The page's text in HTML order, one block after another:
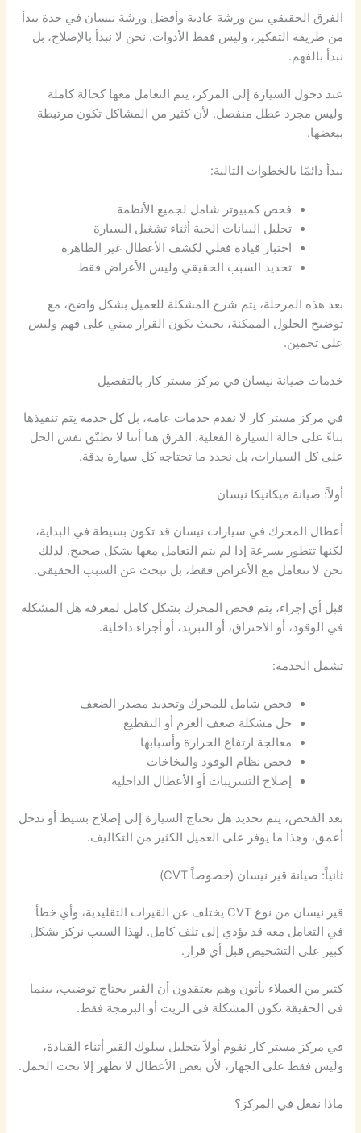
الفرق الحقيقي بين ورشة عادية وأفضل ورشة نيسان في جدة يبدأ
من طريقة التفكير، وليس فقط الأدوات. نحن لا نبدأ بالإصلاح، بل
نبدأ بالفهم.
عند دخول السيارة إلى المركز، يتم التعامل معها كحالة كاملة
وليس مجرد عطل منفصل. لأن كثير من المشاكل تكون مرتبطة
ببعضها.
نبدأ دائمًا بالخطوات التالية:
فحص كمبيوتر شامل لجميع الأنظمة
تحليل البيانات الحية أثناء تشغيل السيارة
اختبار قيادة فعلي لكشف الأعطال غير الظاهرة
تحديد السبب الحقيقي وليس الأعراض فقط
بعد هذه المرحلة، يتم شرح المشكلة للعميل بشكل واضح، مع
توضيح الحلول الممكنة، بحيث يكون القرار مبني على فهم وليس
على تخمين.
خدمات صيانة نيسان في مركز مستر كار بالتفصيل
في مركز مستر كار لا نقدم خدمات عامة، بل كل خدمة يتم تنفيذها
بناءً على حالة السيارة الفعلية. الفرق هنا أننا لا نطبّق نفس الحل
على كل السيارات، بل نحدد ما تحتاجه كل سيارة بدقة.
أولاً: صيانة ميكانيكا نيسان
أعطال المحرك في سيارات نيسان قد تكون بسيطة في البداية،
لكنها تتطور بسرعة إذا لم يتم التعامل معها بشكل صحيح. لذلك
نحن لا نتعامل مع الأعراض فقط، بل نبحث عن السبب الحقيقي.
قبل أي إجراء، يتم فحص المحرك بشكل كامل لمعرفة هل المشكلة
في الوقود، أو الاحتراق، أو التبريد، أو أجزاء داخلية.
تشمل الخدمة:
فحص شامل للمحرك وتحديد مصدر الضعف
حل مشكلة ضعف العزم أو التقطيع
معالجة ارتفاع الحرارة وأسبابها
فحص نظام الوقود والبخاخات
إصلاح التسريبات أو الأعطال الداخلية
بعد الفحص، يتم تحديد هل تحتاج السيارة إلى إصلاح بسيط أو تدخل
أعمق، وهذا ما يوفر على العميل الكثير من التكاليف.
ثانياً: صيانة قير نيسان (خصوصاً CVT)
قير نيسان من نوع CVT يختلف عن القيرات التقليدية، وأي خطأ
في التعامل معه قد يؤدي إلى تلف كامل. لهذا السبب نركز بشكل
كبير على التشخيص قبل أي قرار.
كثير من العملاء يأتون وهم يعتقدون أن القير يحتاج توضيب، بينما
في الحقيقة تكون المشكلة في الزيت أو البرمجة فقط.
في مركز مستر كار نقوم أولاً بتحليل سلوك القير أثناء القيادة،
وليس فقط على الجهاز، لأن بعض الأعطال لا تظهر إلا تحت الحمل.
ماذا نفعل في المركز؟